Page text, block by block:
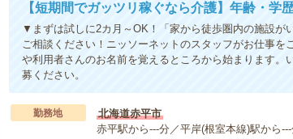
【短期間でガッツリ稼ぐなら介護】年齢・学
▼まずは試しに2カ月～OK！「家から徒歩圏内の施設が
ご相談ください！ニッソーネットのスタッフがお仕事
や利用者さんのお名前を覚えるところから始まります
募ください。
勤務地
北海道赤平市
赤平駅から---分／平岸(根室本線)駅から